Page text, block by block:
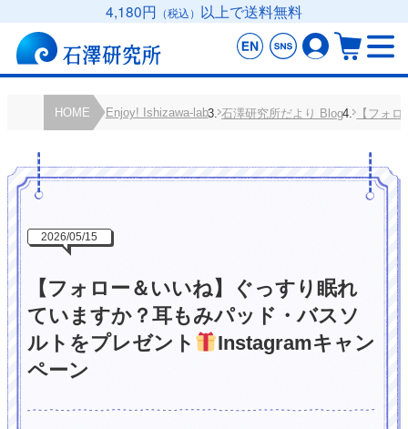
4,180円 （税込） 以上で送料無料
HOME Enjoy! Ishizawa-lab 石澤研究所だより Blog 【フォ
2026/05/15
【フォロー＆いいね】ぐっすり眠れ
ていますか？耳もみパッド・バスソ
ルトをプレゼント
Instagramキャン
ペーン